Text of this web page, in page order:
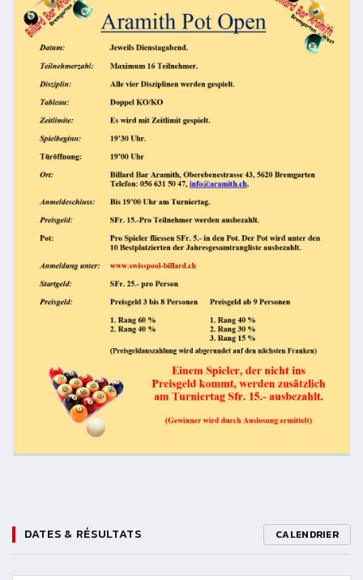
DATES & RÉSULTATS CALENDRIER